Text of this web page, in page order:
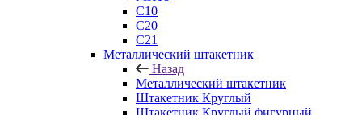
С10
С20
С21
Металлический штакетник
Назад
Металлический штакетник
Штакетник Круглый
Штакетник Круглый фигурный